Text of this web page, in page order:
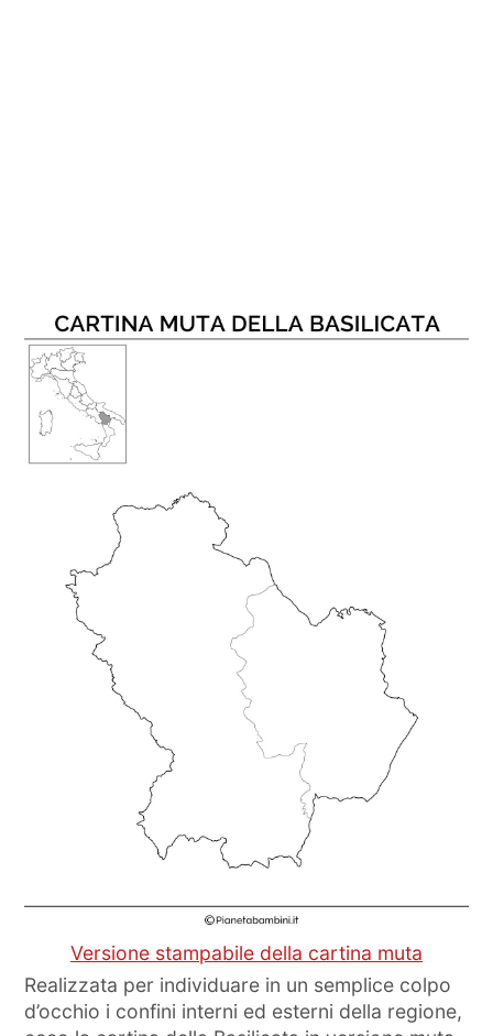
Versione stampabile della cartina muta
Realizzata per individuare in un semplice colpo
d’occhio i confini interni ed esterni della regione,